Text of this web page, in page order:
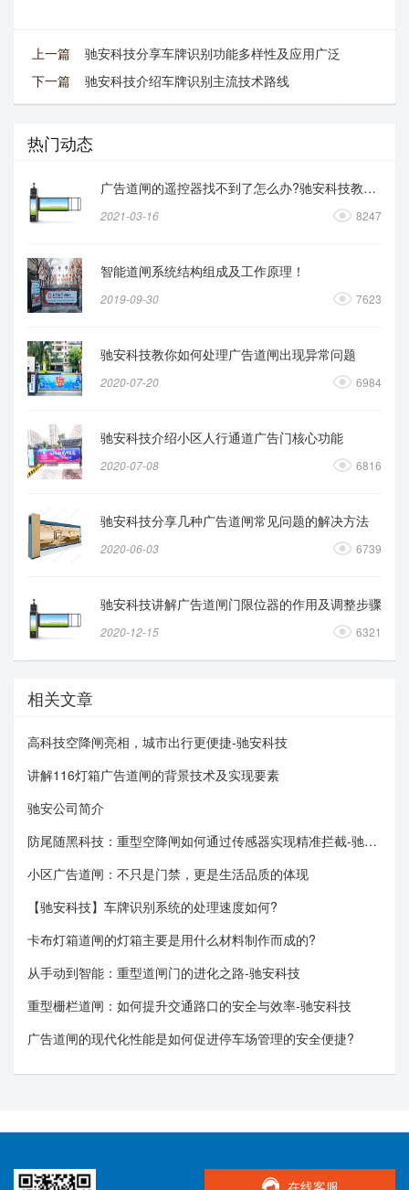
上一篇 驰安科技分享车牌识别功能多样性及应用广泛
下一篇 驰安科技介绍车牌识别主流技术路线
热门动态
广告道闸的遥控器找不到了怎么办?驰安科技教你操作
2021-03-16 8247
智能道闸系统结构组成及工作原理！
2019-09-30 7623
驰安科技教你如何处理广告道闸出现异常问题
2020-07-20 6984
驰安科技介绍小区人行通道广告门核心功能
2020-07-08 6816
驰安科技分享几种广告道闸常见问题的解决方法
2020-06-03 6739
驰安科技讲解广告道闸门限位器的作用及调整步骤
2020-12-15 6321
相关文章
高科技空降闸亮相，城市出行更便捷-驰安科技
讲解116灯箱广告道闸的背景技术及实现要素
驰安公司简介
防尾随黑科技：重型空降闸如何通过传感器实现精准拦截-驰安科技
小区广告道闸：不只是门禁，更是生活品质的体现
【驰安科技】车牌识别系统的处理速度如何?
卡布灯箱道闸的灯箱主要是用什么材料制作而成的?
从手动到智能：重型道闸门的进化之路-驰安科技
重型栅栏道闸：如何提升交通路口的安全与效率-驰安科技
广告道闸的现代化性能是如何促进停车场管理的安全便捷?
在线客服